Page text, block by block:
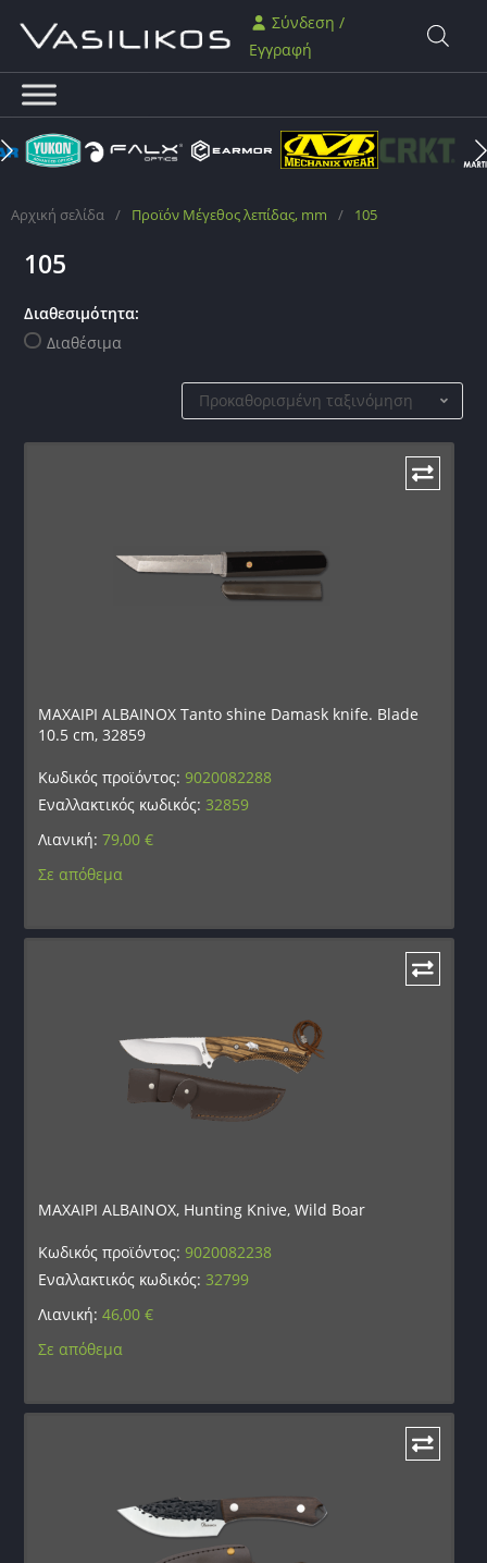
Σύνδεση /
Εγγραφή
Αρχική σελίδα / Προϊόν Μέγεθος λεπίδας, mm / 105
105
Διαθεσιμότητα:
Διαθέσιμα
Προκαθορισμένη ταξινόμηση
ΜΑΧΑΙΡΙ ALBAINOX Tanto shine Damask knife. Blade
10.5 cm, 32859
Κωδικός προϊόντος:9020082288
Εναλλακτικός κωδικός: 32859
Λιανική:79,00€
Σε απόθεμα
ΜΑΧΑΙΡΙ ALBAINOX, Hunting Knive, Wild Boar
Κωδικός προϊόντος:9020082238
Εναλλακτικός κωδικός: 32799
Λιανική:46,00€
Σε απόθεμα